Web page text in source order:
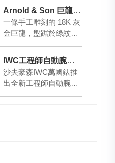
知道它會運行，卻往往
在停錶之後才發現忘
記…
Arnold & Son 巨龍盤踞 重塑月相傳說
一條手工雕刻的 18K 灰
金巨龍，盤踞於綠紋石
& Son Lu…
IWC工程師自動腕錶35「Pool」色登場
沙夫豪森IWC萬國錶推
出全新工程師自動腕錶